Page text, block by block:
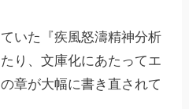
いた『疾風怒濤精神分析
り、文庫化にあたってエ
章が大幅に書き直されて